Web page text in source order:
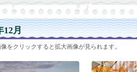
12月
をクリックすると拡大画像が見られます。